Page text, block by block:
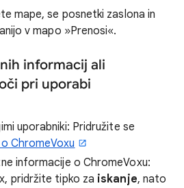
mape, se posnetki zaslona in
v mapo »Prenosi«.
informacij ali
pri uporabi
uporabniki: Pridružite se
ChromeVoxu
informacije o ChromeVoxu:
pridržite tipko za iskanje, nato